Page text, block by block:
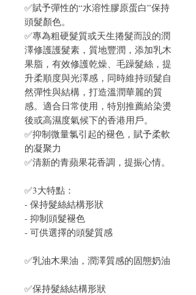
✅賦予彈性的“水溶性膠原蛋白”保持
頭髮顏色。
✅專為粗硬髮質或天生捲髮而設的潤
澤修護護髮素，質地豐潤，添加乳木
果脂，有效修護乾燥、毛躁髮絲，提
升柔順度與光澤感，同時維持頭髮自
然彈性與結構，打造溫潤華麗的質
感。適合日常使用，特別推薦給染燙
後或高濕度氣候下的香港用戶。
✅抑制微量氯引起的褪色，賦予柔軟
的凝聚力
✅清新的青蘋果花香調，提振心情。
✅3大特點：
- 保持髮絲結構形狀
- 抑制頭髮褪色
- 可供選擇的頭髮質感
✅乳油木果油，潤澤質感的固態奶油
✅保持髮絲結構形狀